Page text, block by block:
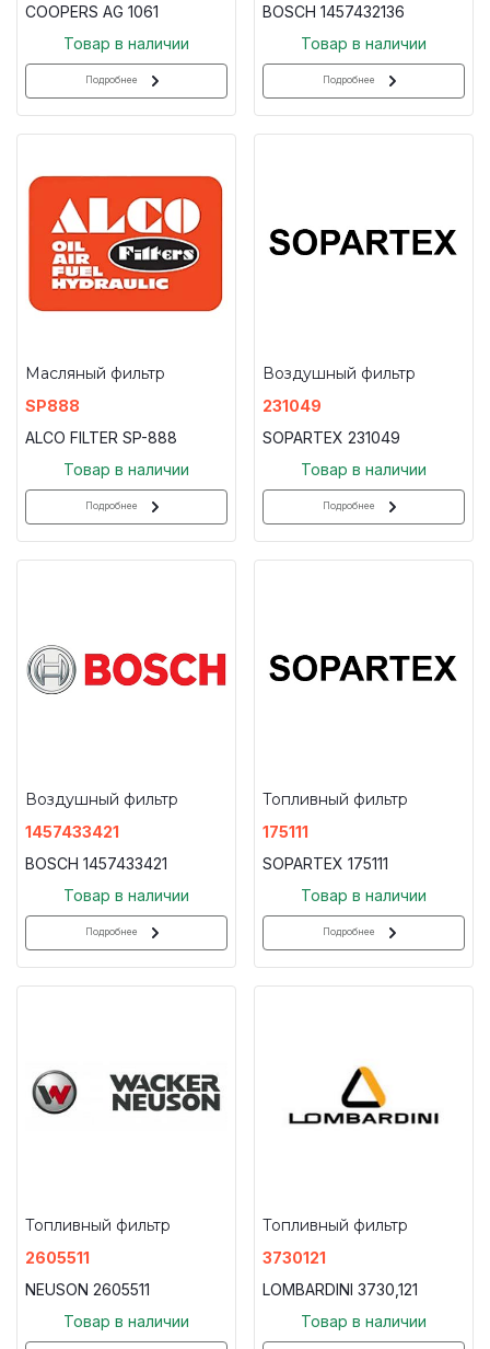
COOPERS AG 1061
Товар в наличии
Подробнее
BOSCH 1457432136
Товар в наличии
Подробнее
Масляный фильтр
SP888
ALCO FILTER SP-888
Товар в наличии
Подробнее
Воздушный фильтр
231049
SOPARTEX 231049
Товар в наличии
Подробнее
Воздушный фильтр
1457433421
BOSCH 1457433421
Товар в наличии
Подробнее
Топливный фильтр
175111
SOPARTEX 175111
Товар в наличии
Подробнее
Топливный фильтр
2605511
NEUSON 2605511
Товар в наличии
Топливный фильтр
3730121
LOMBARDINI 3730,121
Товар в наличии